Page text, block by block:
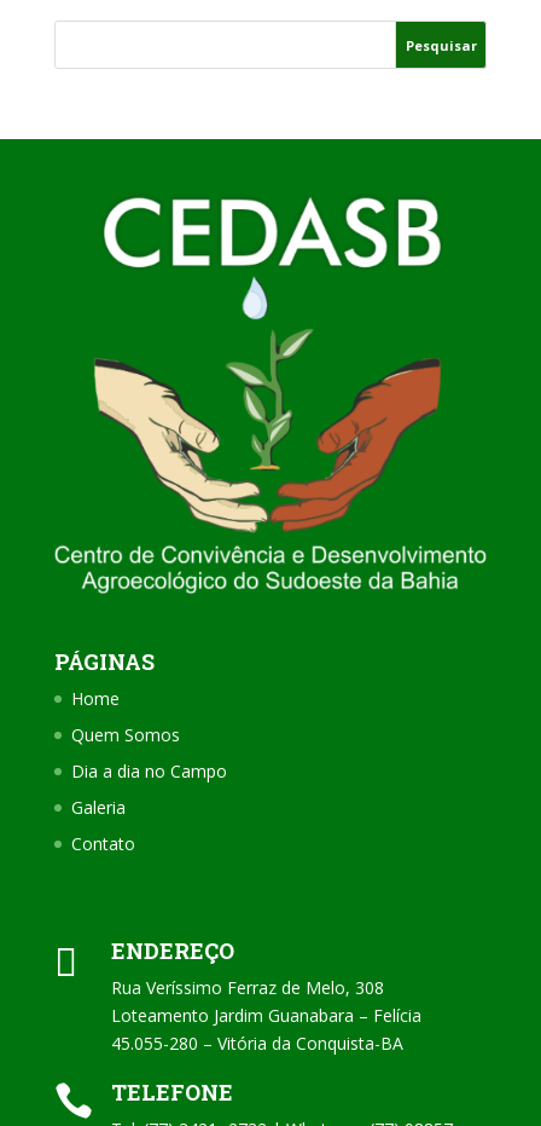
PÁGINAS
Home
Quem Somos
Dia a dia no Campo
Galeria
Contato
 ENDEREÇO
Rua Veríssimo Ferraz de Melo, 308
Loteamento Jardim Guanabara – Felícia
45.055-280 – Vitória da Conquista-BA
 TELEFONE